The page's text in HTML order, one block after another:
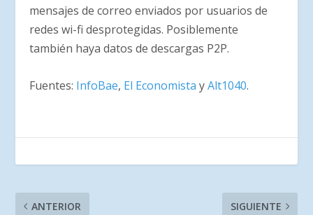
mensajes de correo enviados por usuarios de
redes wi-fi desprotegidas. Posiblemente
también haya datos de descargas P2P.
Fuentes: InfoBae, El Economista yAlt1040.
ANTERIOR SIGUIENTE